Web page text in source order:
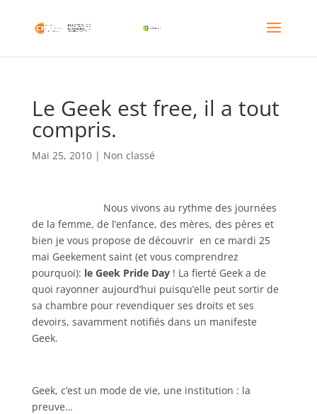
Le Geek est free, il a tout
compris.
Mai 25, 2010| Non classé
Nous vivons au rythme des journées
de la femme, de l’enfance, des mères, des pères et
bien je vous propose de découvrir en ce mardi 25
mai Geekement saint (et vous comprendrez
pourquoi): le Geek Pride Day! La fierté Geek a de
quoi rayonner aujourd’hui puisqu’elle peut sortir de
sa chambre pour revendiquer ses droits et ses
devoirs, savamment notifiés dans un manifeste
Geek.
Geek, c’est un mode de vie, une institution : la
preuve…